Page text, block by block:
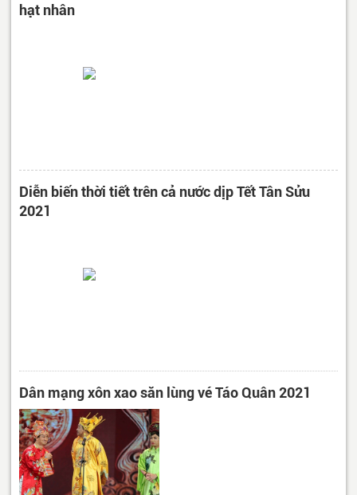
hạt nhân
Diễn biến thời tiết trên cả nước dịp Tết Tân Sửu
2021
Dân mạng xôn xao săn lùng vé Táo Quân 2021